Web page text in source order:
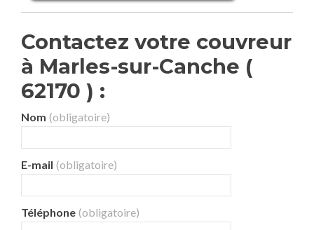
Contactez votre couvreur
à Marles-sur-Canche (
62170 ) :
Nom (obligatoire)
E-mail (obligatoire)
Téléphone (obligatoire)